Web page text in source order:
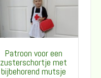
Patroon voor een
zusterschortje met
bijbehorend mutsje